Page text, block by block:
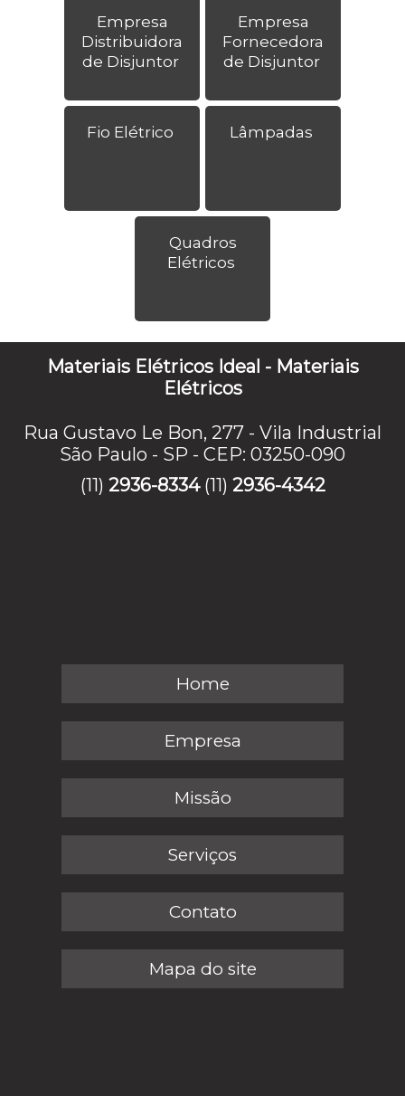
Empresa
Distribuidora
de Disjuntor
Empresa
Fornecedora
de Disjuntor
Fio Elétrico Lâmpadas
Quadros
Elétricos
Materiais Elétricos Ideal - Materiais
Elétricos
Rua Gustavo Le Bon, 277 - Vila Industrial
São Paulo - SP - CEP: 03250-090
(11) 2936-8334 (11) 2936-4342
Home
Empresa
Missão
Serviços
Contato
Mapa do site